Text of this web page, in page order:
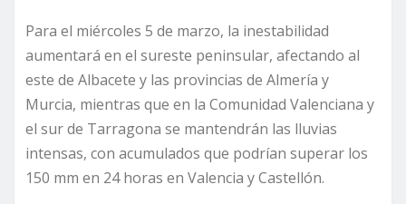
Para el miércoles 5 de marzo, la inestabilidad
aumentará en el sureste peninsular, afectando al
este de Albacete y las provincias de Almería y
Murcia, mientras que en la Comunidad Valenciana y
el sur de Tarragona se mantendrán las lluvias
intensas, con acumulados que podrían superar los
150 mm en 24 horas en Valencia y Castellón.